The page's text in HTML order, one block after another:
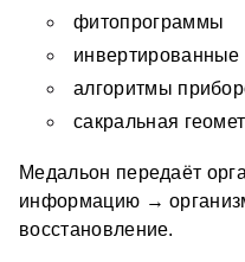
фитопрограммы
инвертированные
алгоритмы
сакральная
Медальон передаёт
информацию →
восстановление.